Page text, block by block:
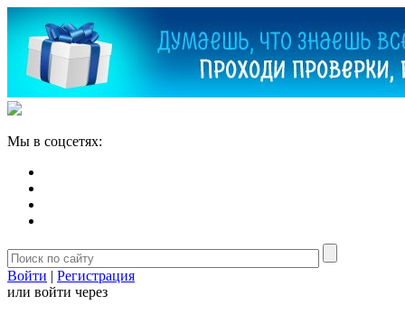
Мы в соцсетях:
Войти | Регистрация
или войти через